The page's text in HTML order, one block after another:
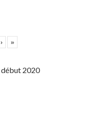
› »
début 2020